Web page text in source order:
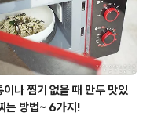
고 볶다
이나 찜기 없을 때 만두 맛있
는 방법~ 6가지!